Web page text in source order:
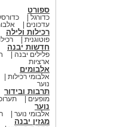
ספורט
כדורגל
עדכונים
רכילות ולילה
פוטוגנית
חדשות יבנה
פלילים יבנה
ארציות
אלבומים
אלבומי רכילות
נוער
תרבות ובידור
מופעים
נוער
אלבומי נוער
מגזין יבנה